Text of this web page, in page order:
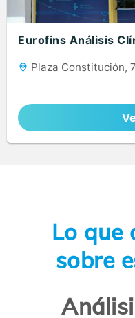
Eurofins Análisis
Plaza Constitución,
Lo que
sobre